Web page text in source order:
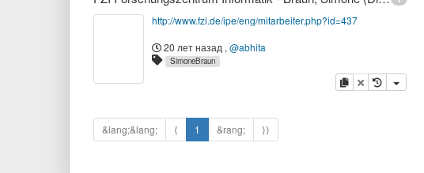
http://www.fzi.de/ipe/eng/mitarbeiter.php?id=437
20 лет назад , @abhita
SimoneBraun
копировать
удалить
&lang;&lang; ⟨ 1 &rang; ⟩⟩